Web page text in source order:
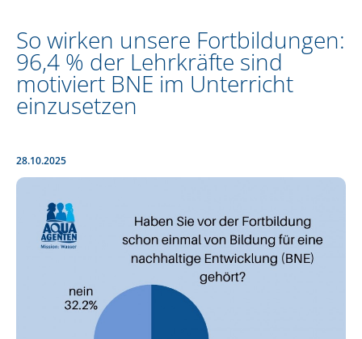
Angebote
AQUA-AGENTEN-Koffer
Fortbildung
Anmeldung zur digitalen Fortbildung
Aktionstage (bundesweit)
Erlebnistage in Hamburg
Rallye in Hamburg
BNE / SDGs
Pädagogisches Leitbild
So wirken unsere Fortbildungen:
96,4 % der Lehrkräfte sind
motiviert BNE im Unterricht
einzusetzen
28.10.2025